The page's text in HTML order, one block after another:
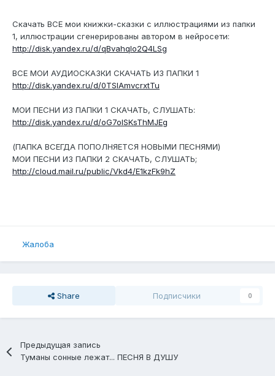
Скачать ВСЕ мои книжки-сказки с иллюстрациями из папки
1, иллюстрации сгенерированы автором в нейросети:
http://disk.yandex.ru/d/qBvahqlo2Q4LSg
ВСЕ МОИ АУДИОСКАЗКИ СКАЧАТЬ ИЗ ПАПКИ 1
http://disk.yandex.ru/d/0TSIAmvcrxtTu
МОИ ПЕСНИ ИЗ ПАПКИ 1 СКАЧАТЬ, СЛУШАТЬ:
http://disk.yandex.ru/d/oG7oISKsThMJEg
(ПАПКА ВСЕГДА ПОПОЛНЯЕТСЯ НОВЫМИ ПЕСНЯМИ)
МОИ ПЕСНИ ИЗ ПАПКИ 2 СКАЧАТЬ, СЛУШАТЬ;
http://cloud.mail.ru/public/Vkd4/E1kzFk9hZ
Жалоба
Share Подписчики 0
Предыдущая запись
Туманы сонные лежат... ПЕСНЯ В ДУШУ